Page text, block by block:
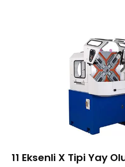
11 Eksenli X Tipi Yay